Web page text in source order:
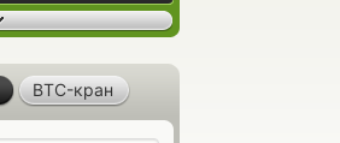
BTC-кран